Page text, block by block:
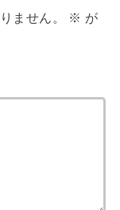
ません。 ※ が